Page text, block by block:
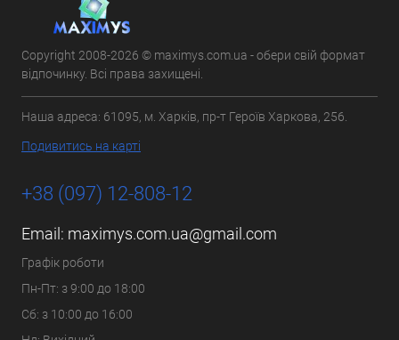
Copyright 2008-2026 © maximys.com.ua - обери свій формат
відпочинку. Всі права захищені.
Наша адреса: 61095, м. Харків, пр-т Героїв Харкова, 256.
Подивитись на карті
+38 (097) 12-808-12
Email: maximys.com.ua@gmail.com
Графік роботи
Пн-Пт: з 9:00 до 18:00
Сб: з 10:00 до 16:00